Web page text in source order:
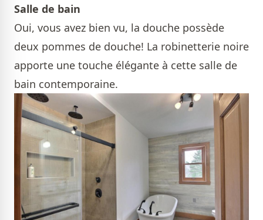
Salle de bain
Oui, vous avez bien vu, la douche possède
deux pommes de douche! La robinetterie noire
apporte une touche élégante à cette salle de
bain contemporaine.